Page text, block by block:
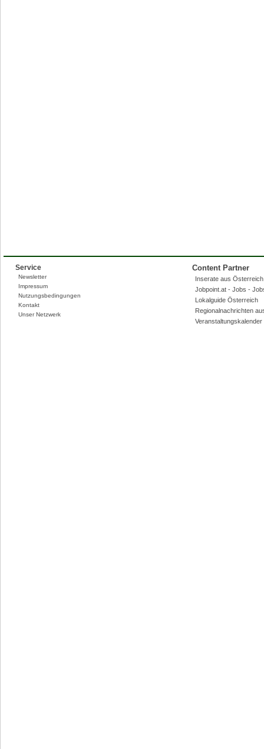
Service
Newsletter
Impressum
Nutzungsbedingungen
Kontakt
Unser Netzwerk
Content Partner
Inserate aus
Jobpoint.at - Jobs -
Lokalguide Österreich
Regionalnachrichten